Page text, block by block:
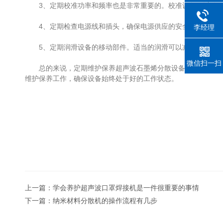
3、定期校准功率和频率也是非常重要的。校准设备可以确
4、定期检查电源线和插头，确保电源供应的安全可靠。避
5、定期润滑设备的移动部件。适当的润滑可以减少设备在工
总的来说，定期维护保养超声波石墨烯分散设备可以提高稳定
维护保养工作，确保设备始终处于好的工作状态。
上一篇： 学会养护超声波口罩焊接机是一件很重要的事情
下一篇： 纳米材料分散机的操作流程有几步
李经理
微信扫一扫